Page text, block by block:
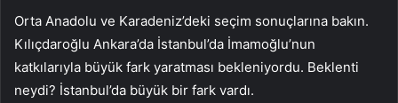
Orta Anadolu ve Karadeniz’deki seçim sonuçlarına bakın.
Kılıçdaroğlu Ankara’da İstanbul’da İmamoğlu’nun
katkılarıyla büyük fark yaratması bekleniyordu. Beklenti
neydi? İstanbul’da büyük bir fark vardı.